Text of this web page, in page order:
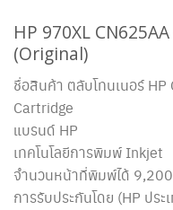
HP 970XL CN625AA
(Original)
ชื่อสินค้า ตลับโทนเนอร์ HP
Cartridge
แบรนด์ HP
เทคโนโลยีการพิมพ์ Inkjet
จำนวนหน้าที่พิมพ์ได้
การรับประกันโดย (HP ประ